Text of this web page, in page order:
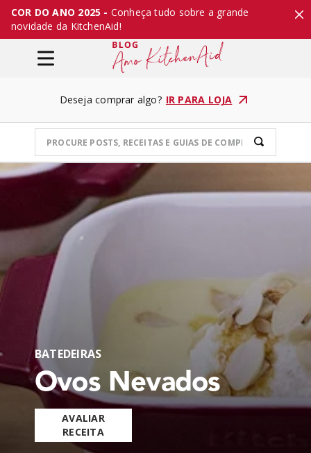
COR DO ANO 2025 - Conheça tudo sobre a grande
novidade da KitchenAid!
Deseja comprar algo? IR PARA LOJA
BATEDEIRAS
Ovos Nevados
AVALIAR
RECEITA